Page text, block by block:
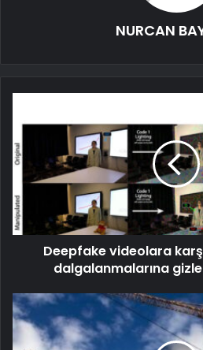
NURCAN
Deepfake videolara
dalgalanmalarına